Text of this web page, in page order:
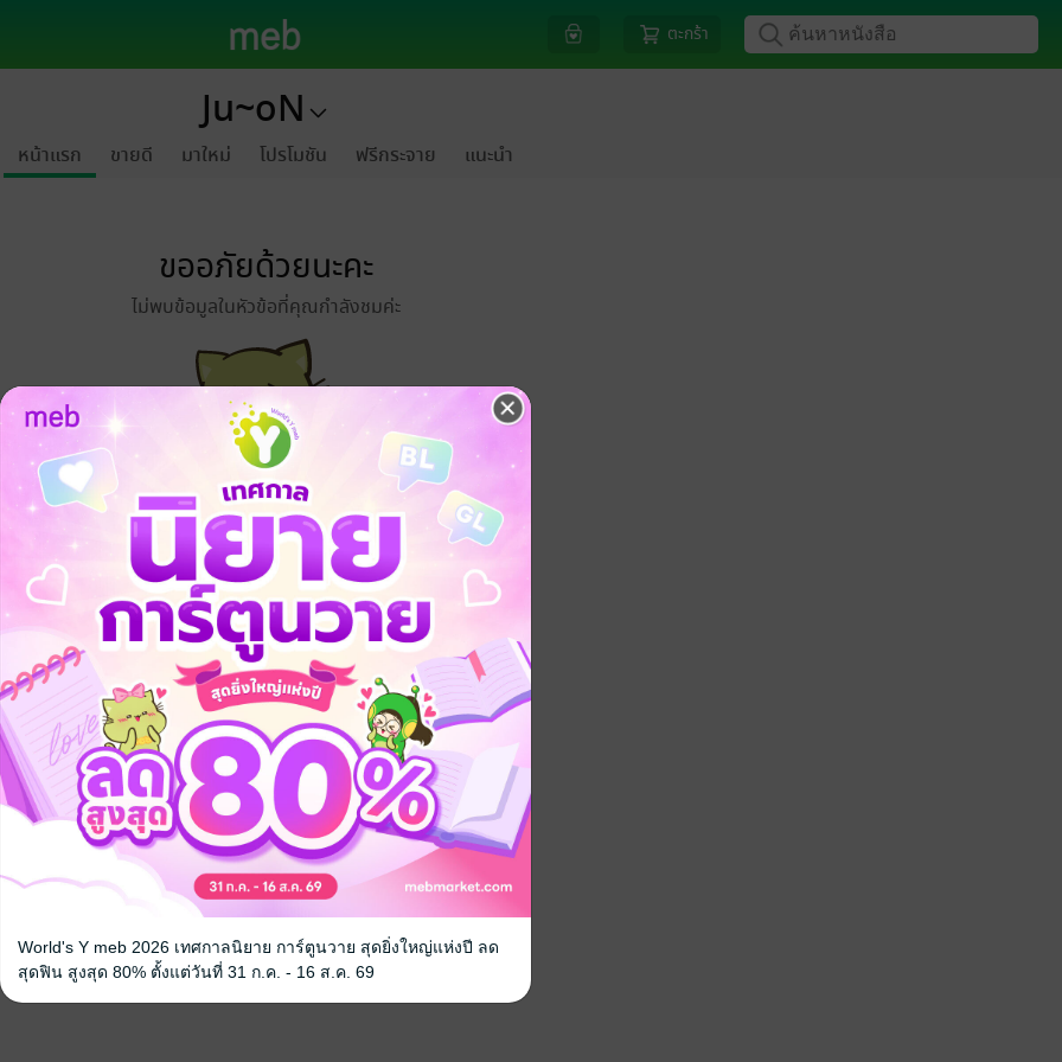
ตะกร้า
Ju~oN
หน้าแรก ขายดี มาใหม่ โปรโมชัน ฟรีกระจาย แนะนำ
ขออภัยด้วยนะคะ
ไม่พบข้อมูลในหัวข้อที่คุณกำลังชมค่ะ
World's Y meb 2026 เทศกาลนิยาย การ์ตูนวาย สุดยิ่งใหญ่แห่งปี ลด
สุดฟิน สูงสุด 80% ตั้งแต่วันที่ 31 ก.ค. - 16 ส.ค. 69